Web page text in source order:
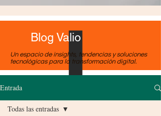
Blog Valio
Un espacio de insights, tendencias y soluciones
tecnológicas para la transformación digital.
Entrada
Todas las entradas